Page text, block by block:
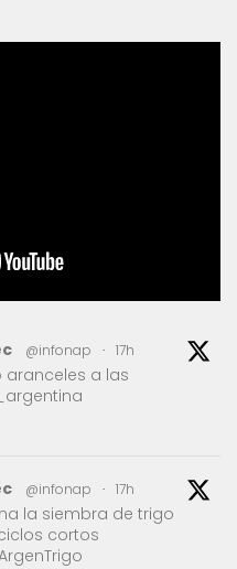
@infonap · 17h
aranceles a las
@infonap · 17h
la siembra de trigo
cortos